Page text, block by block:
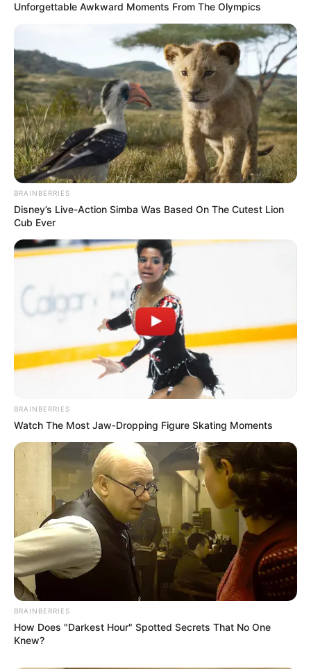
Unforgettable Awkward Moments From The Olympics
BRAINBERRIES
Disney’s Live-Action Simba Was Based On The Cutest Lion
Cub Ever
BRAINBERRIES
Watch The Most Jaw‑Dropping Figure Skating Moments
BRAINBERRIES
How Does "Darkest Hour" Spotted Secrets That No One
Knew?